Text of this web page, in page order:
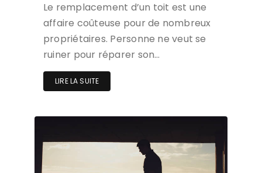
Le remplacement d’un toit est une
affaire coûteuse pour de nombreux
propriétaires. Personne ne veut se
ruiner pour réparer son…
LIRE LA SUITE